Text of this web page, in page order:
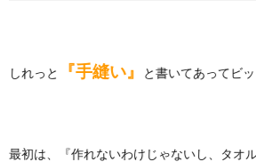
しれっと 『手縫い』 と書いてあってビ
最初は、『作れないわけじゃないし、タオ